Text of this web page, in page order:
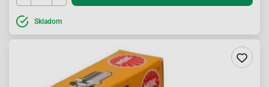
Skladom